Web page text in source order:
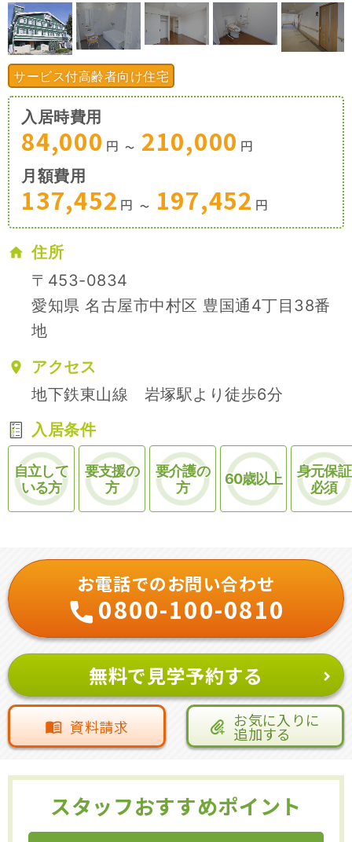
お気に入り一覧
サービス付高齢者向け住宅
入居時費用
84,000 円 〜 210,000 円
月額費用
137,452 円 〜 197,452 円
住所
〒453-0834
愛知県 名古屋市中村区 豊国通4丁目38番
地
アクセス
地下鉄東山線 岩塚駅より徒歩6分
入居条件
自立して
いる方
要支援の
方
要介護の
方
60歳以上
身元保証
必須
お電話でのお問い合わせ
0800-100-0810
無料で見学予約する
資料請求 お気に入りに
追加する
スタッフおすすめポイント